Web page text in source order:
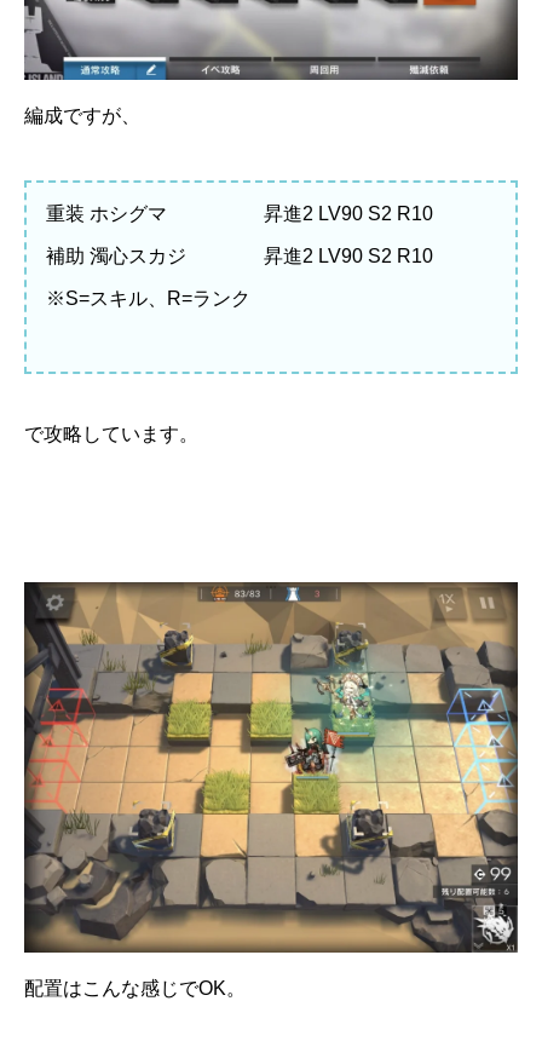
編成ですが、
重装 ホシグマ 昇進2 LV90 S2 R10
補助 濁心スカジ 昇進2 LV90 S2 R10
※S=スキル、R=ランク
で攻略しています。
配置はこんな感じでOK。